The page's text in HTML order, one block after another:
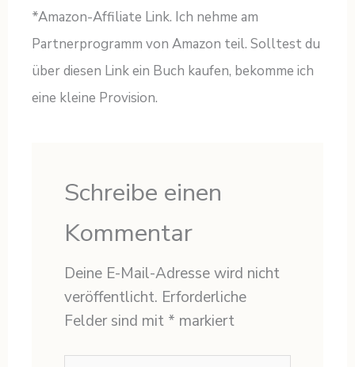
*Amazon-Affiliate Link. Ich nehme am
Partnerprogramm von Amazon teil. Solltest du
über diesen Link ein Buch kaufen, bekomme ich
eine kleine Provision.
Schreibe einen
Kommentar
Deine E-Mail-Adresse wird nicht
veröffentlicht. Erforderliche
Felder sind mit * markiert